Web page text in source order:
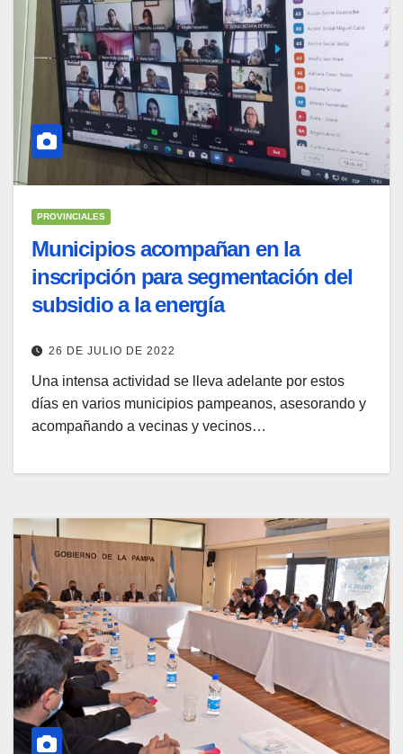
PROVINCIALES
Municipios acompañan en la
inscripción para segmentación del
subsidio a la energía
26 DE JULIO DE 2022
Una intensa actividad se lleva adelante por estos
días en varios municipios pampeanos, asesorando y
acompañando a vecinas y vecinos…